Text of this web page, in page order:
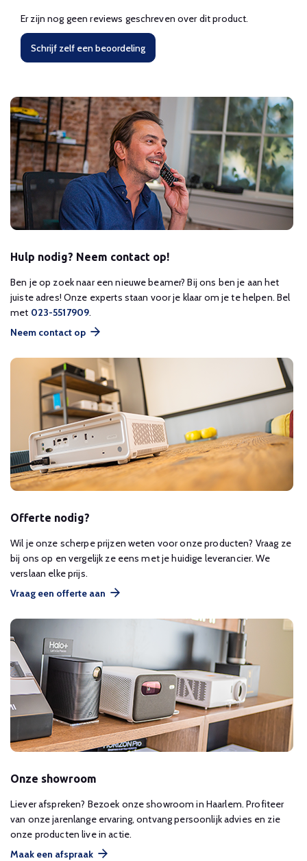
Er zijn nog geen reviews geschreven over dit product.
Schrijf zelf een beoordeling
Hulp nodig? Neem contact op!
Ben je op zoek naar een nieuwe beamer? Bij ons ben je aan het
juiste adres! Onze experts staan voor je klaar om je te helpen. Bel
met 023-5517909.
Neem contact op
Offerte nodig?
Wil je onze scherpe prijzen weten voor onze producten? Vraag ze
bij ons op en vergelijk ze eens met je huidige leverancier. We
verslaan elke prijs.
Vraag een offerte aan
Onze showroom
Liever afspreken? Bezoek onze showroom in Haarlem. Profiteer
van onze jarenlange ervaring, ontvang persoonlijk advies en zie
onze producten live in actie.
Maak een afspraak